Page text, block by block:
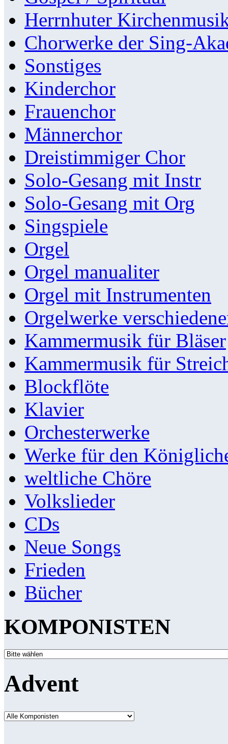
Herrnhuter
Chorwerke der Sing-
Sonstiges
Kinderchor
Frauenchor
Männerchor
Dreistimmiger Chor
Solo-Gesang mit Instr
Solo-Gesang mit Org
Singspiele
Orgel
Orgel manualiter
Orgel mit Instrumenten
Orgelwerke
Kammermusik für Bläser
Kammermusik für
Blockflöte
Klavier
Orchesterwerke
Werke für den
weltliche Chöre
Volkslieder
CDs
Neue Songs
Frieden
Bücher
KOMPONISTEN
Advent